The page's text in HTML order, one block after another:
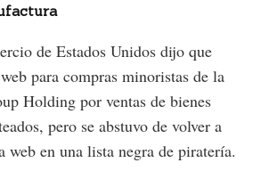
de Estados Unidos dijo que
para compras minoristas de la
Holding por ventas de bienes
pero se abstuvo de volver a
web en una lista negra de piratería.